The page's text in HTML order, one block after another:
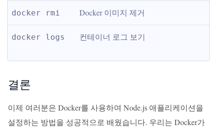
docker rmi Docker 이미지 제거
docker logs 컨테이너 로그 보기
결론
이제 여러분은 Docker를 사용하여 Node.js 애플리케이션을
설정하는 방법을 성공적으로 배웠습니다. 우리는 Docker가